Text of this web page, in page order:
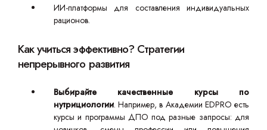
ИИ-платформы для составления индивидуальных
рационов.
Как учиться эффективно? Стратегии
непрерывного развития
Выбирайте качественные курсы по
нутрициологии. Например, в Академии EDPRO есть
курсы и программы ДПО под разные запросы: для